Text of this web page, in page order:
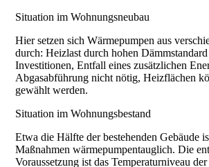
Situation im Wohnungsneubau
Hier setzen sich Wärmepumpen aus
durch: Heizlast durch hohen
Investitionen, Entfall eines zusätzlichen
Abgasabführung nicht nötig, Heizflächen
gewählt werden.
Situation im Wohnungsbestand
Etwa die Hälfte der bestehenden Gebäude
Maßnahmen wärmepumpentauglich. Die
Voraussetzung ist das Temperaturniveau